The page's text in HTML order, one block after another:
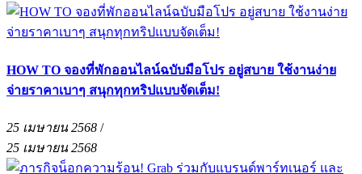
HOW TO จองที่พักออนไลน์ฉบับมือโปร อยู่สบาย ใช้งานง่าย
จ่ายราคาเบาๆ สนุกทุกทริปแบบจัดเต็ม!
25 เมษายน 2568 /
25 เมษายน 2568